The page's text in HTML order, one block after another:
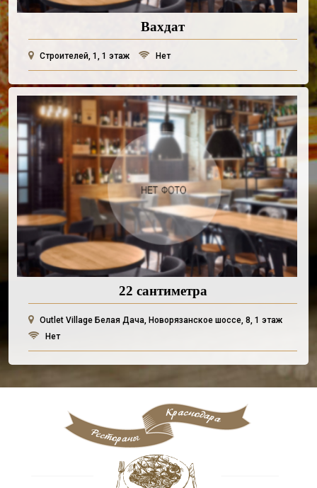
Вахдат
Строителей, 1, 1 этаж Нет
22 сантиметра
Outlet Village Белая Дача, Новорязанское шоссе, 8, 1 этаж
Нет